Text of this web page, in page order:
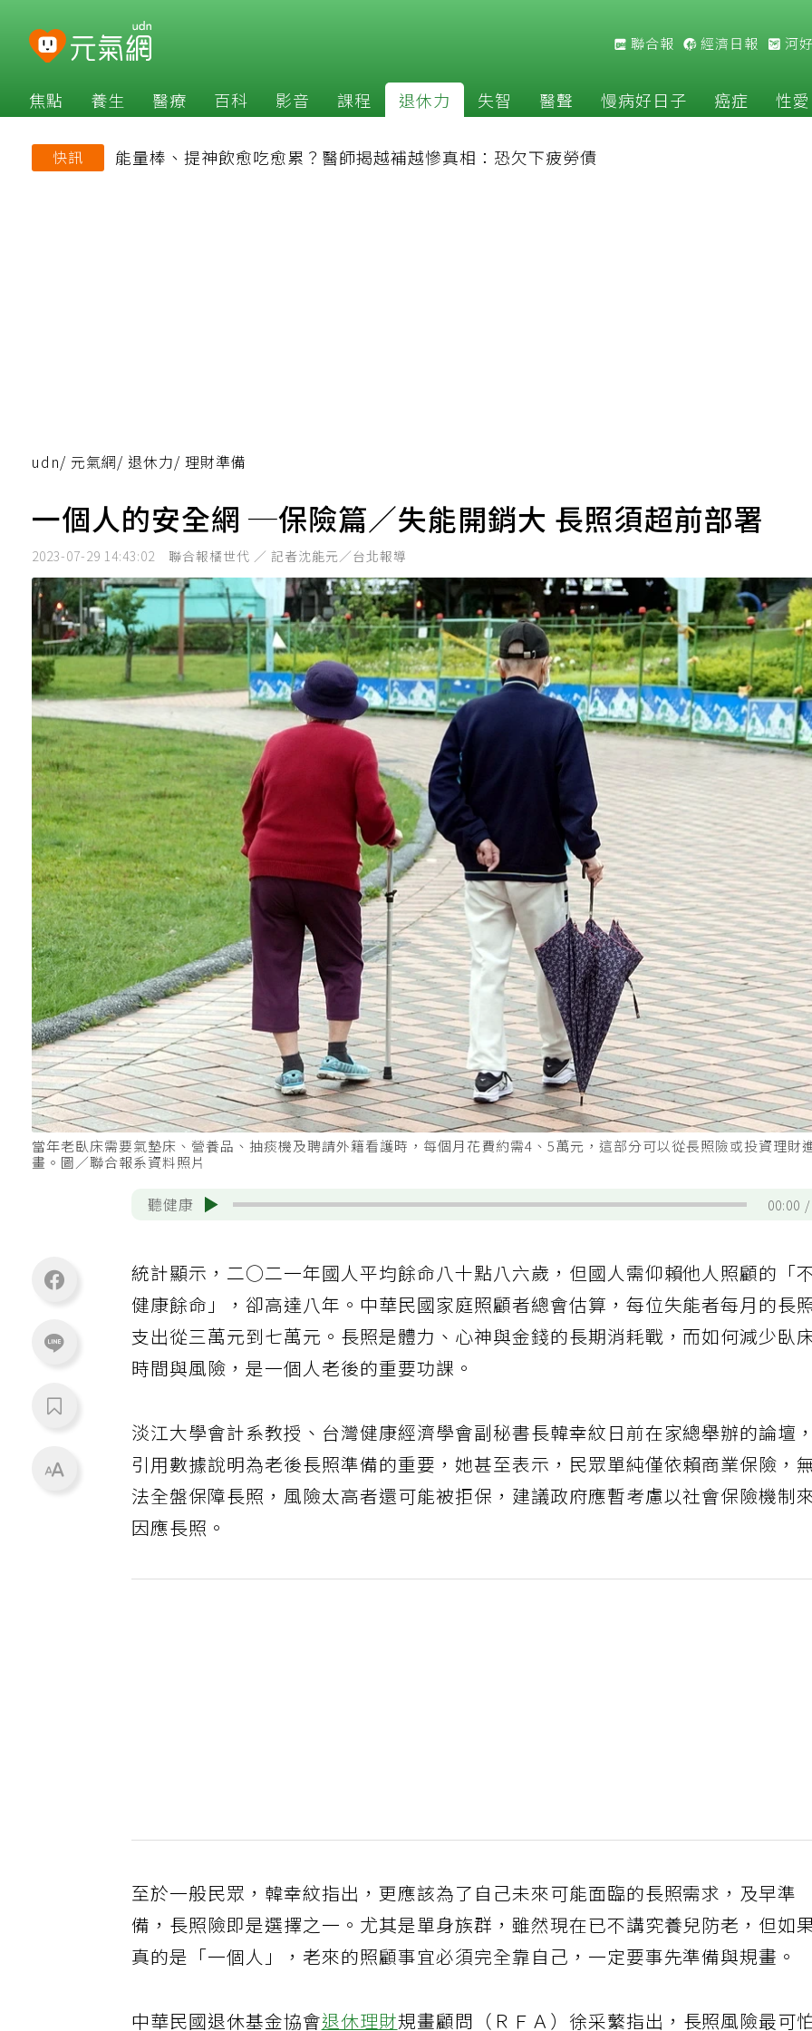
聯合報 經濟日報 河
焦點 養生 醫療 百科 影音 課程 退休力 失智 醫聲 慢病好日子 癌症 性愛
快訊 能量棒、提神飲愈吃愈累？醫師揭越補越慘真相：恐欠下疲勞債
udn/ 元氣網/ 退休力/ 理財準備
一個人的安全網 ─保險篇／失能開銷大 長照須超前部署
2023-07-29 14:43:02 聯合報橘世代 ／ 記者沈能元／台北報導
當年老臥床需要氣墊床、營養品、抽痰機及聘請外籍看護時，每個月花費約需4、5萬元，這部分可以從長照險或投資理財
畫。圖／聯合報系資料照片
聽健康 00:00
統計顯示，二○二一年國人平均餘命八十點八六歲，但國人需仰賴他人照顧的「
健康餘命」，卻高達八年。中華民國家庭照顧者總會估算，每位失能者每月的長
支出從三萬元到七萬元。長照是體力、心神與金錢的長期消耗戰，而如何減少臥
時間與風險，是一個人老後的重要功課。
淡江大學會計系教授、台灣健康經濟學會副秘書長韓幸紋日前在家總舉辦的論壇
引用數據說明為老後長照準備的重要，她甚至表示，民眾單純僅依賴商業保險，
法全盤保障長照，風險太高者還可能被拒保，建議政府應暫考慮以社會保險機制
因應長照。
至於一般民眾，韓幸紋指出，更應該為了自己未來可能面臨的長照需求，及早準
備，長照險即是選擇之一。尤其是單身族群，雖然現在已不講究養兒防老，但如
真的是「一個人」，老來的照顧事宜必須完全靠自己，一定要事先準備與規畫。